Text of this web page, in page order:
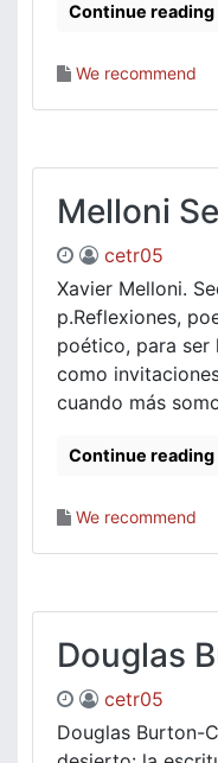
Continue reading
We recommend
Melloni
cetr05
Xavier Melloni.
p.Reflexiones,
poético, para ser
como
cuando más
Continue reading
We recommend
Douglas
cetr05
Douglas Burton-